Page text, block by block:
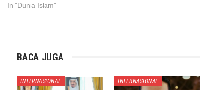
In "Dunia Islam"
BACA JUGA
INTERNASIONAL INTERNASIONAL